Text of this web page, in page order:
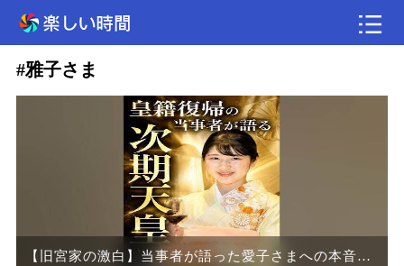
#雅子さま
【旧宮家の激白】当事者が語った愛子さまへの本音
速報
エンタメ 野球